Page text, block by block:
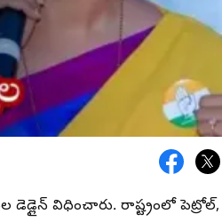
డెడ్లైన్ విధించారు. రాష్ట్రంలో